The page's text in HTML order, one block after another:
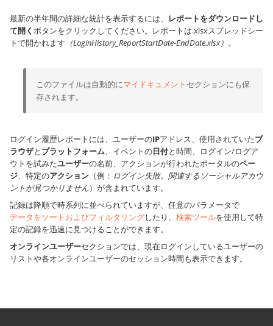
最新の半年間の詳細な統計を表示するには、
レポートをダウンロードし
て開く ボタンをクリックしてください。レポートは.xlsxスプレッドシー
トで開かれます （LoginHistory_ReportStartDate-EndDate.xlsx） 。
このファイルは自動的にマイドキュメント セクションにも保
存されます。
ログイン履歴レポートには、ユーザーのIPアドレス、使用されていたブ
ラウザと プラットフォーム 、イベントの日付と時間、ログイン/ログア
ウトを試みたユーザーの名前、アクションが行われたポータルのペー
ジ 、特定のアクション （例： ログイン失敗。関連するソーシャルアカウ
ントが見つかりません）が含まれています。
記録は降順で時系列に並べられていますが、任意のパラメータで
データをソートおよびフィルタリングしたり、 検索ツールを使用して特
定の記録を迅速に見つけることができます。
オンラインユーザーセクションでは、現在ログインしているユーザーの
リストや各オンラインユーザーのセッション時間も表示できます。